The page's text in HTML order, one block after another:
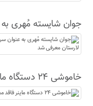
جوان شایسته مُهری
راهداری اداره کل
خاموشی ۲۴ دستگاه ماینر فاقد مجوز در لامرد